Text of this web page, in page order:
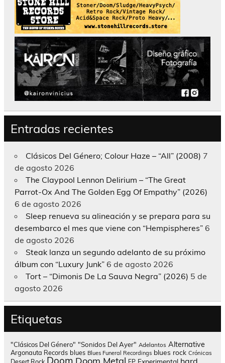
Entradas recientes
Clásicos Del Género; Colour Haze – “All” (2008) 7
de agosto 2026
The Claypool Lennon Delirium – “The Great
Parrot-Ox And The Golden Egg Of Empathy” (2026)
6 de agosto 2026
Sleep renueva su alineación y se prepara para su
desembarco el mes que viene con “Hempispheres” 6
de agosto 2026
Steak lanza un segundo adelanto de su próximo
álbum con “Luxury Junk” 6 de agosto 2026
Tort – “Dimonis De La Sauva Negra” (2026) 5 de
agosto 2026
Etiquetas
"Clásicos Del Género" "Sonidos Del Ayer" Adelantos Alternative
Argonauta Records blues Blues Funeral Recordings blues rock Crónicas